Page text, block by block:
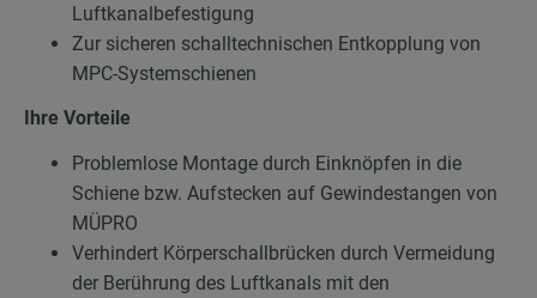
Luftkanalbefestigung
Zur sicheren schalltechnischen Entkopplung von
MPC-Systemschienen
Ihre Vorteile
Problemlose Montage durch Einknöpfen in die
Schiene bzw. Aufstecken auf Gewindestangen von
MÜPRO
Verhindert Körperschallbrücken durch Vermeidung
der Berührung des Luftkanals mit den